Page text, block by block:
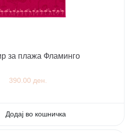
за плажа Фламинго
390.00 ден.
Додај во кошничка